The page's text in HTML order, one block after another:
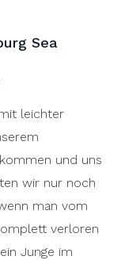
Sea
leichter
und uns
wir nur noch
man vom
verloren
Junge im